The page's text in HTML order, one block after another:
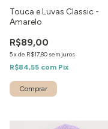
Touca e Luvas Classic -
Amarelo
R$89,00
5xde R$17,80 sem juros
R$84,55 com Pix